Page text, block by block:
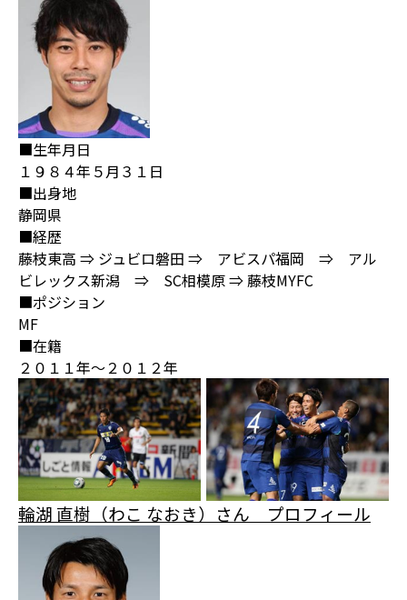
■生年月日
１９８４年５月３１日
■出身地
静岡県
■経歴
藤枝東高 ⇒ ジュビロ磐田 ⇒ アビスパ福岡 ⇒ アル
ビレックス新潟 ⇒ SC相模原 ⇒ 藤枝MYFC
■ポジション
MF
■在籍
２０１１年～２０１２年
輪湖 直樹（わこ なおき）さん プロフィール